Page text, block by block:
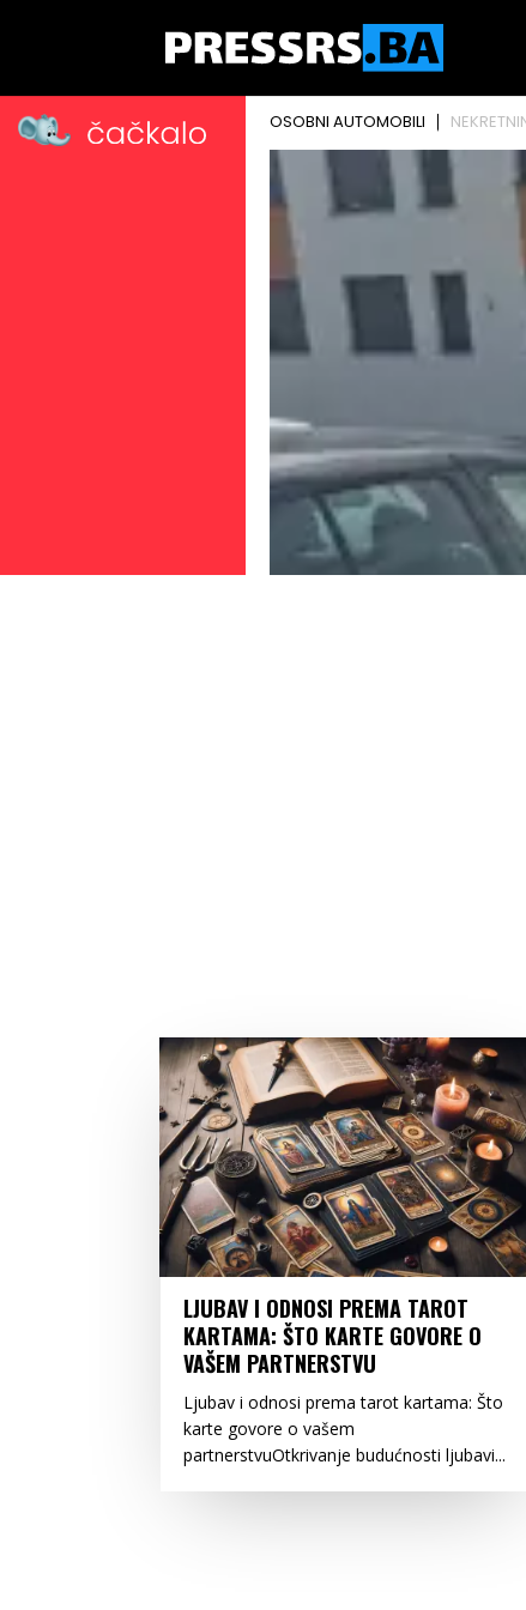
LJUBAV I ODNOSI PREMA TAROT
KARTAMA: ŠTO KARTE GOVORE O
VAŠEM PARTNERSTVU
Ljubav i odnosi prema tarot kartama: Što
karte govore o vašem
partnerstvuOtkrivanje budućnosti ljubavi...